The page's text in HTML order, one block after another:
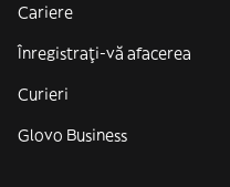
Cariere
Înregistrați-vă afacerea
Curieri
Glovo Business